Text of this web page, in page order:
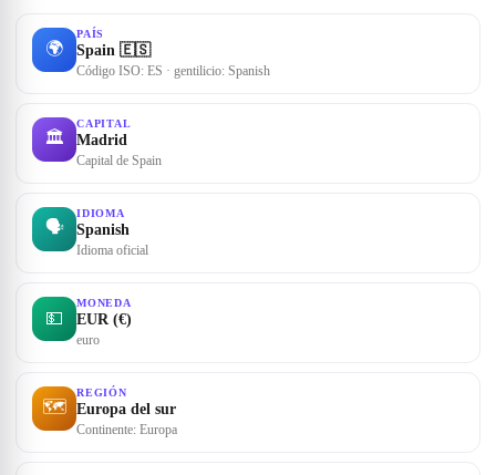
🌍
PAÍS
Spain 🇪🇸
Código ISO: ES · gentilicio: Spanish
🏛
CAPITAL
Madrid
Capital de Spain
🗣
IDIOMA
Spanish
Idioma oficial
💵
MONEDA
EUR (€)
euro
🗺
REGIÓN
Europa del sur
Continente: Europa